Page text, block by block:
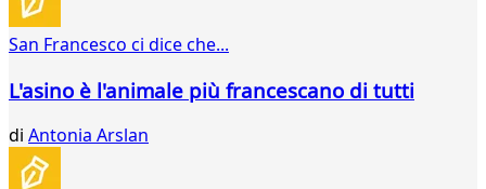
San Francesco ci dice che...
L'asino è l'animale più francescano di tutti
di Antonia Arslan